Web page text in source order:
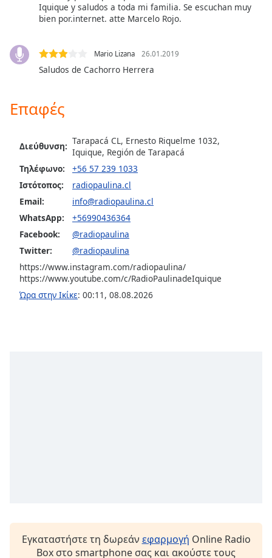
Color
Opacity
Font
Style
Font
Iquique y saludos a toda mi familia. Se escuchan muy
bien por.internet. atte Marcelo Rojo.
Mario Lizana 26.01.2019
Saludos de Cachorro Herrera
Επαφές
Διεύθυνση: Tarapacá CL, Ernesto Riquelme 1032,
Iquique, Región de Tarapacá
Τηλέφωνο:
+56 57 239 1033
Ιστότοπος:
radiopaulina.cl
Email:
info@radiopaulina.cl
WhatsApp:
+56990436364
Facebook:
@radiopaulina
Twitter:
@radiopaulina
https://www.instagram.com/radiopaulina/
https://www.youtube.com/c/RadioPaulinadeIquique
Ώρα στην Ικίκε: 00:11 , 08.08.2026
Εγκαταστήστε τη δωρεάν εφαρμογή Online Radio
Box στο smartphone σας και ακούστε τους